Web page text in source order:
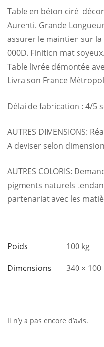
Table en béton ciré
Aurenti. Grande
assurer le maintien sur
000D. Finition mat
Table livrée démontée
Livraison France
Délai de fabrication : 4/5
AUTRES DIMENSIONS:
A deviser selon
AUTRES COLORIS:
pigments naturels
partenariat avec les
Poids
100 kg
Dimensions
340 × 100
Il n’y a pas encore d’avis.